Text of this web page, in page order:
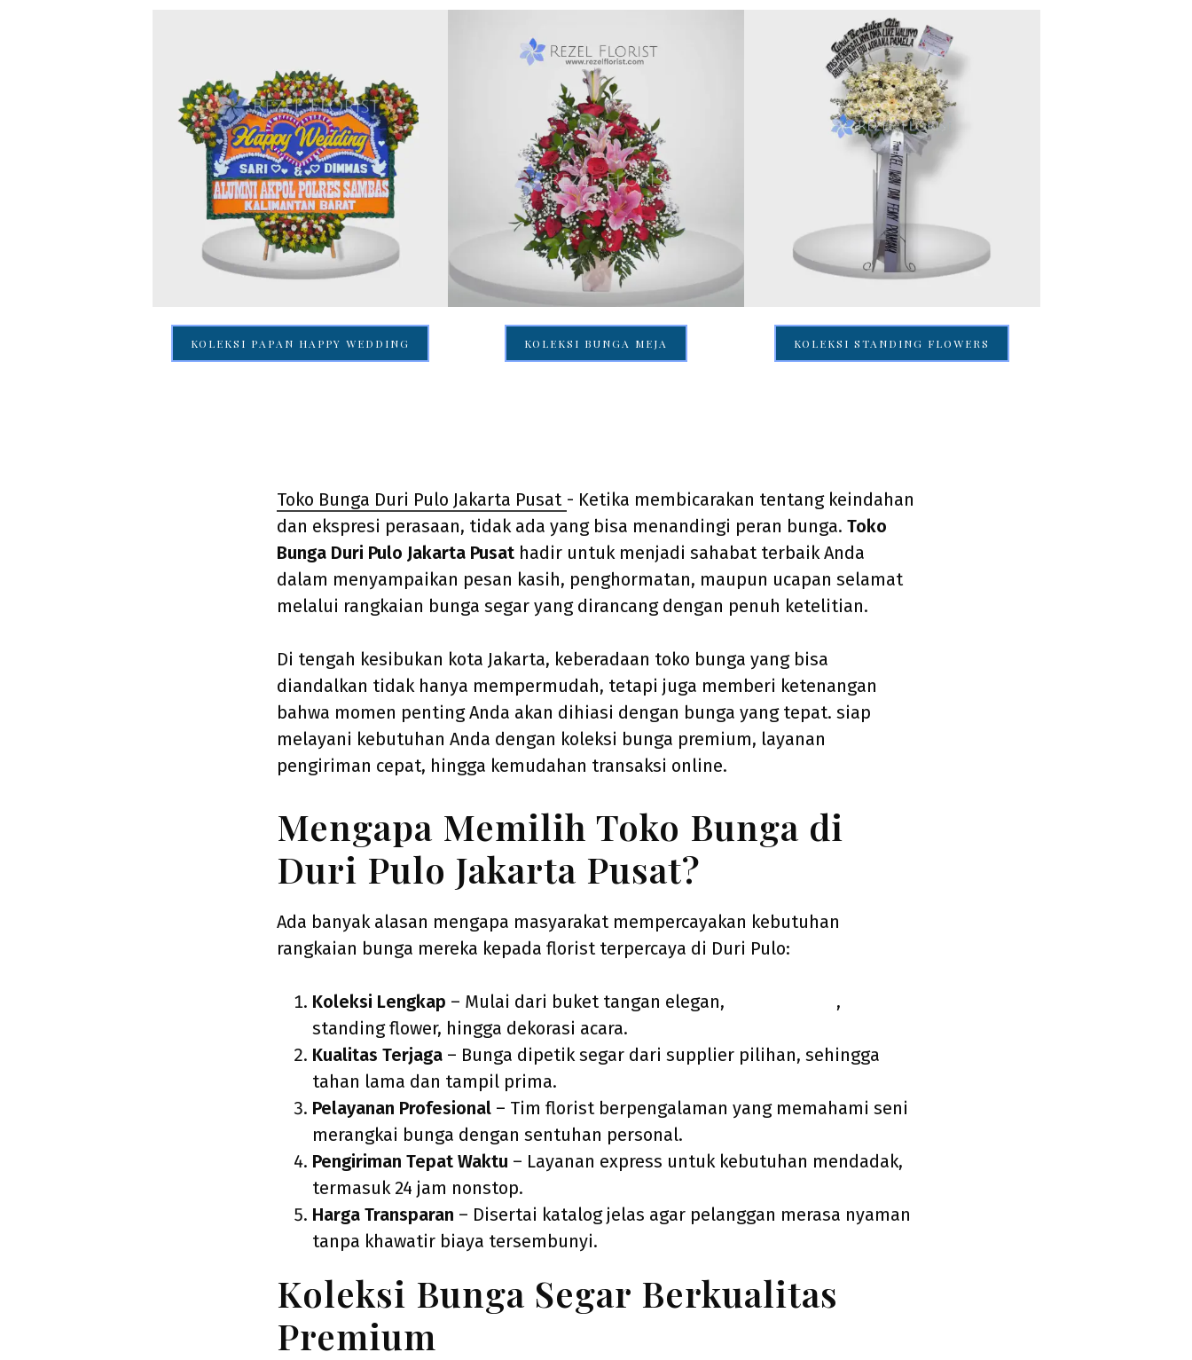
KOLEKSI PAPAN HAPPY WEDDING KOLEKSI BUNGA MEJA KOLEKSI STANDING FLOWERS
Toko Bunga Duri Pulo Jakarta Pusat - Ketika membicarakan tentang keindahan
dan ekspresi perasaan, tidak ada yang bisa menandingi peran bunga. Toko
Bunga Duri Pulo Jakarta Pusat hadir untuk menjadi sahabat terbaik Anda
dalam menyampaikan pesan kasih, penghormatan, maupun ucapan selamat
melalui rangkaian bunga segar yang dirancang dengan penuh ketelitian.
Di tengah kesibukan kota Jakarta, keberadaan toko bunga yang bisa
diandalkan tidak hanya mempermudah, tetapi juga memberi ketenangan
bahwa momen penting Anda akan dihiasi dengan bunga yang tepat. siap
melayani kebutuhan Anda dengan koleksi bunga premium, layanan
pengiriman cepat, hingga kemudahan transaksi online.
Mengapa Memilih Toko Bunga di
Duri Pulo Jakarta Pusat?
Ada banyak alasan mengapa masyarakat mempercayakan kebutuhan
rangkaian bunga mereka kepada florist terpercaya di Duri Pulo:
Koleksi Lengkap – Mulai dari buket tangan elegan,
,
standing flower, hingga dekorasi acara.
Kualitas Terjaga – Bunga dipetik segar dari supplier pilihan, sehingga
tahan lama dan tampil prima.
Pelayanan Profesional – Tim florist berpengalaman yang memahami seni
merangkai bunga dengan sentuhan personal.
Pengiriman Tepat Waktu – Layanan express untuk kebutuhan mendadak,
termasuk 24 jam nonstop.
Harga Transparan – Disertai katalog jelas agar pelanggan merasa nyaman
tanpa khawatir biaya tersembunyi.
Koleksi Bunga Segar Berkualitas
Premium